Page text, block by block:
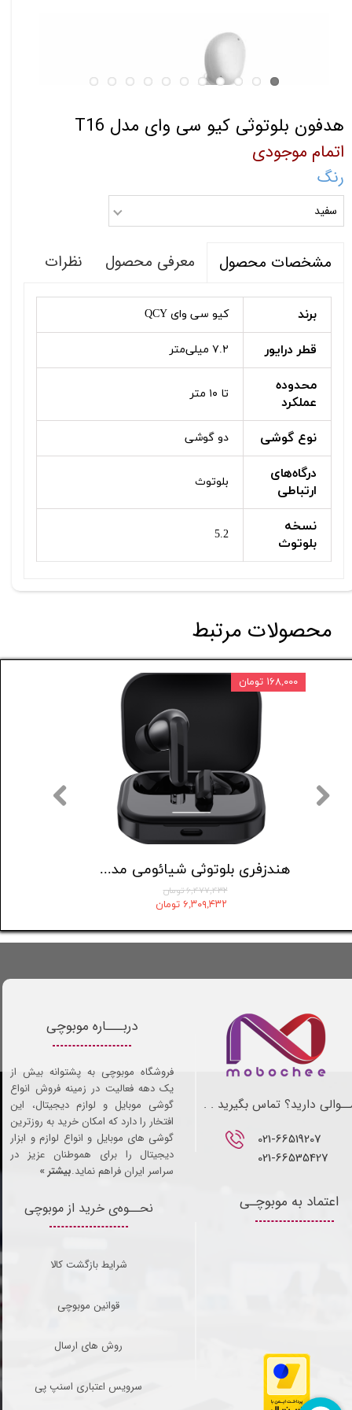
هدفون بلوتوثی کیو سی وای مدل T16
اتمام موجودی
رنگ
سفید
مشخصات محصول معرفی محصول نظرات
برند کیو سی وای QCY
قطر درایور ۷.۲ میلی‌متر
محدوده
عملکرد
تا ۱۰ متر
نوع گوشی دو گوشی
درگاه‌های
ارتباطی
بلوتوث
نسخه
بلوتوث
5.2
محصولات مرتبط
هندزفری بلوتوثی شیائومی مدل Redmi buds 5
۶,۴۷۷,۴۳۲ تومان
۶,۳۰۹,۴۳۲ تومان
۱۶۸,۰۰۰ تومان
021-66519207​​​​​​​
021-66535427
دارید؟ تماس بگیرید . .
نحــوه‌ی خرید از موبوچی
شرایط بازگشت کالا
قوانین موبوچی
روش های ارسال
سرویس اعتباری اسنپ پی
اعتماد به موبوچـی
دربـــاره موبوچی
فروشگاه موبوچی به پشتوانه بیش از
یک دهه فعالیت در زمینه فروش انواع
گوشی موبایل و لوازم دیجیتال، این
افتخار را دارد که امکان خرید به روزترین
گوشی های موبایل و انواع لوازم و ابزار
دیجیتال را برای هموطنان عزیز در
سراسر ایران فراهم نماید.بیشتر »